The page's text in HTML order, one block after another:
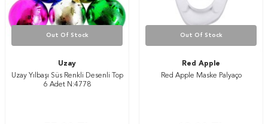
Out Of Stock
Uzay
Uzay Yılbaşı Süs Renkli Desenli Top
6 Adet N:4778
Out Of Stock
Red Apple
Red Apple Maske Palyaço